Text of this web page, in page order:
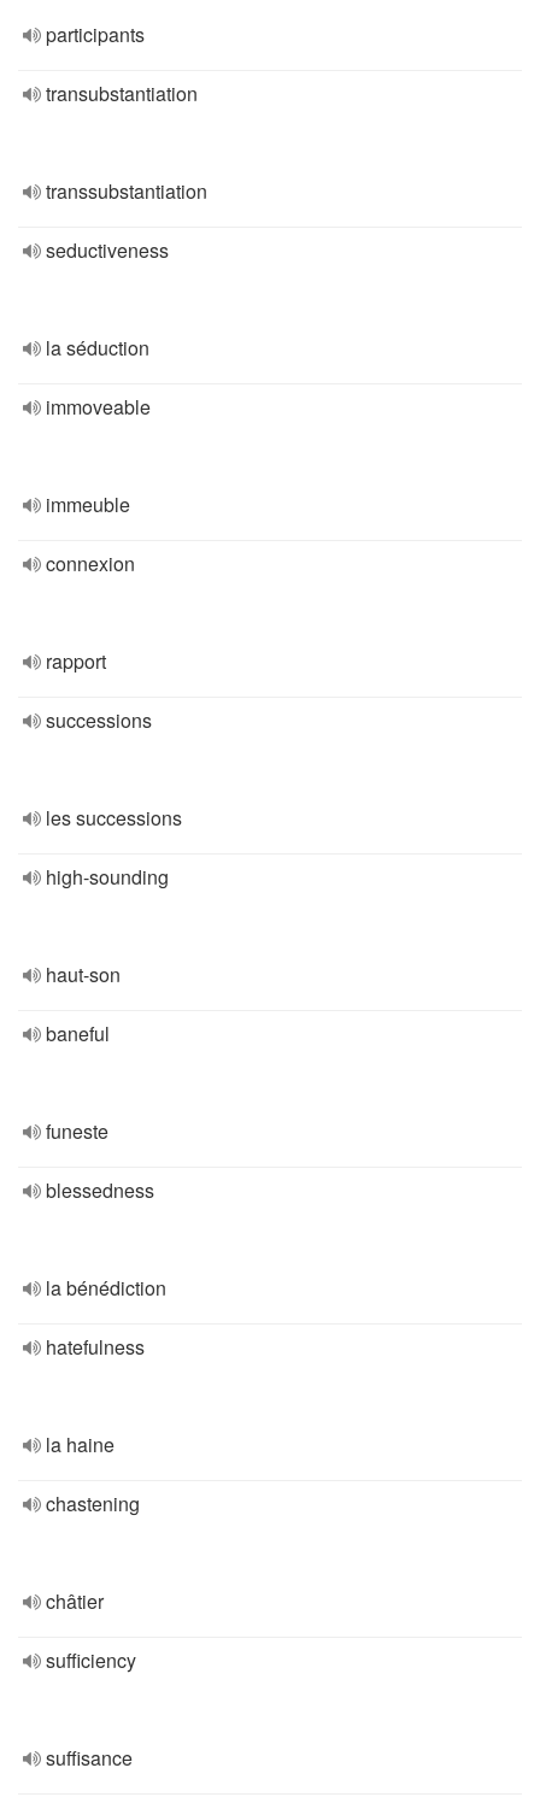
participants
transubstantiation
transsubstantiation
seductiveness
la séduction
immoveable
immeuble
connexion
rapport
successions
les successions
high-sounding
haut-son
baneful
funeste
blessedness
la bénédiction
hatefulness
la haine
chastening
châtier
sufficiency
suffisance